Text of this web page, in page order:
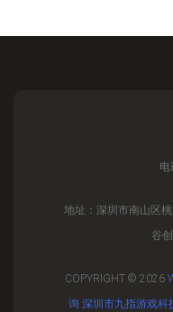
地址：深圳市南山区
谷
COPYRIGHT © 2026
询 深圳市九指游戏科